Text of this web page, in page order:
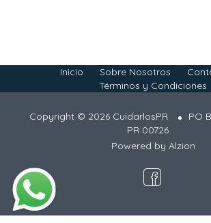
Inicio Sobre Nosotros
Términos y Condiciones
Copyright © 2026 CuidarlosPR
PO
PR 00726
Powered by Alzion